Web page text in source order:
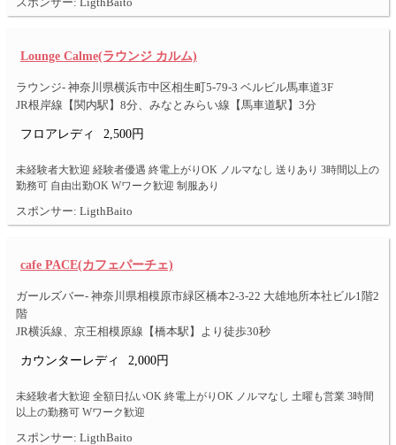
スポンサー: LigthBaito
Lounge Calme(ラウンジ カルム)
ラウンジ- 神奈川県横浜市中区相生町5-79-3 ベルビル馬車道3F
JR根岸線【関内駅】8分、みなとみらい線【馬車道駅】3分
フロアレディ 2,500円
未経験者大歓迎 経験者優遇 終電上がりOK ノルマなし 送りあり 3時間以上の
勤務可 自由出勤OK Wワーク歓迎 制服あり
スポンサー: LigthBaito
cafe PACE(カフェパーチェ)
ガールズバー- 神奈川県相模原市緑区橋本2-3-22 大雄地所本社ビル1階2
階
JR横浜線、京王相模原線【橋本駅】より徒歩30秒
カウンターレディ 2,000円
未経験者大歓迎 全額日払いOK 終電上がりOK ノルマなし 土曜も営業 3時間
以上の勤務可 Wワーク歓迎
スポンサー: LigthBaito